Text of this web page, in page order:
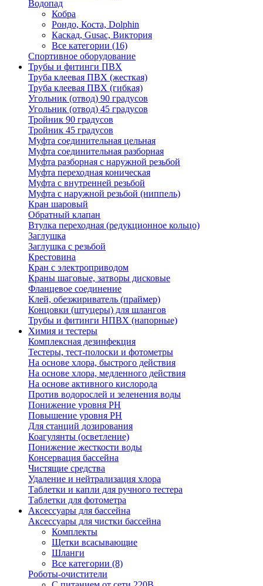
Водопад
Кобра
Рондо, Коста, Dolphin
Каскад, Gusac, Виктория
Все категории (16)
Спортивное оборудование
Трубы и фитинги ПВХ
Труба клеевая ПВХ (жесткая)
Труба клеевая ПВХ (гибкая)
Угольник (отвод) 90 градусов
Угольник (отвод) 45 градусов
Тройник 90 градусов
Тройник 45 градусов
Муфта соединительная цельная
Муфта соединительная разборная
Муфта разборная с наружной резьбой
Муфта переходная коническая
Муфта с внутренней резьбой
Муфта с наружной резьбой (ниппель)
Кран шаровый
Обратный клапан
Втулка переходная (редукционное кольцо)
Заглушка
Заглушка с резьбой
Крестовина
Кран с электроприводом
Краны шаговые, затворы дисковые
Фланцевое соединение
Клей, обезжириватель (праймер)
Концовки (штуцеры) для шлангов
Трубы и фитинги НПВХ (напорные)
Химия и тестеры
Комплексная дезинфекция
Тестеры, тест-полоски и фотометры
На основе хлора, быстрого действия
На основе хлора, медленного действия
На основе активного кислорода
Против водорослей и зеленения воды
Понижение уровня РН
Повышение уровня РН
Для станций дозирования
Коагулянты (осветление)
Понижение жесткости воды
Консервация бассейна
Чистящие средства
Удаление и нейтрализация хлора
Таблетки и капли для ручного тестера
Таблетки для фотометра
Аксессуары для бассейна
Аксессуары для чистки бассейна
Комплекты
Щетки всасывающие
Шланги
Все категории (8)
Роботы-очистители